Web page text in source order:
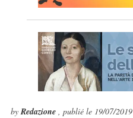
byRedazione , publié le 19/07/2019